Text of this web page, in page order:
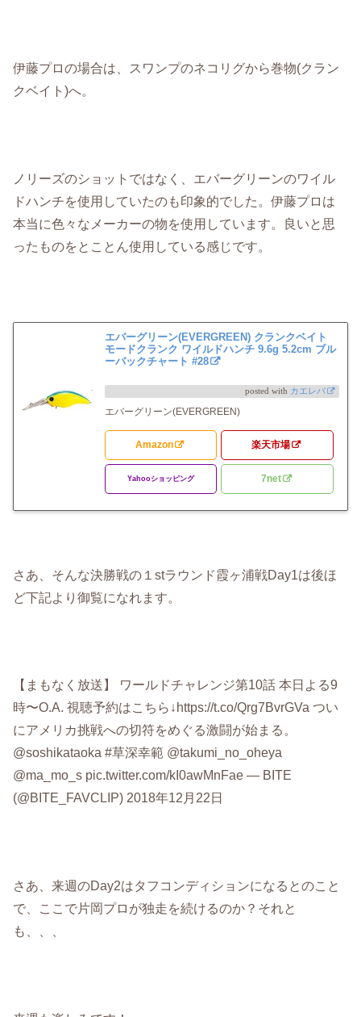
伊藤プロの場合は、スワンプのネコリグから巻物(クラン
クベイト)へ。
ノリーズのショットではなく、エバーグリーンのワイル
ドハンチを使用していたのも印象的でした。伊藤プロは
本当に色々なメーカーの物を使用しています。良いと思
ったものをとことん使用している感じです。
エバーグリーン(EVERGREEN) クランクベイト
モードクランク ワイルドハンチ 9.6g 5.2cm ブル
ーバックチャート #28
posted with カエレバ
エバーグリーン(EVERGREEN)
Amazon 楽天市場
Yahooショッピング 7net
さあ、そんな決勝戦の１stラウンド霞ヶ浦戦Day1は後ほ
ど下記より御覧になれます。
【まもなく放送】 ワールドチャレンジ第10話 本日よる9
時〜O.A. 視聴予約はこちら↓https://t.co/Qrg7BvrGVa つい
にアメリカ挑戦への切符をめぐる激闘が始まる。
@soshikataoka #草深幸範 @takumi_no_oheya
@ma_mo_s pic.twitter.com/kI0awMnFae — BITE
(@BITE_FAVCLIP) 2018年12月22日
さあ、来週のDay2はタフコンディションになるとのこと
で、ここで片岡プロが独走を続けるのか？それと
も、、、